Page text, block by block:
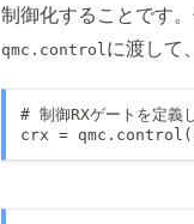
制御化することです
qmc.controlに渡して
# 制御RXゲートを定義
crx =